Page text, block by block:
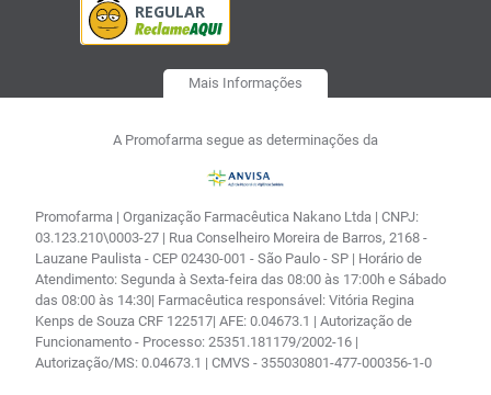
Mais Informações
A Promofarma segue as determinações da
Promofarma | Organização Farmacêutica Nakano Ltda | CNPJ:
03.123.210\0003-27 | Rua Conselheiro Moreira de Barros, 2168 -
Lauzane Paulista - CEP 02430-001 - São Paulo - SP | Horário de
Atendimento: Segunda à Sexta-feira das 08:00 às 17:00h e Sábado
das 08:00 às 14:30| Farmacêutica responsável: Vitória Regina
Kenps de Souza CRF 122517| AFE: 0.04673.1 | Autorização de
Funcionamento - Processo: 25351.181179/2002-16 |
Autorização/MS: 0.04673.1 | CMVS - 355030801-477-000356-1-0